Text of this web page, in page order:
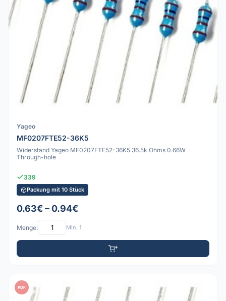
Yageo
MF0207FTE52-36K5
Widerstand Yageo MF0207FTE52-36K5 36.5k Ohms 0.66W
Through-hole
339
Packung mit 10 Stück
0.63€ – 0.94€
Menge: Min: 1
PDF